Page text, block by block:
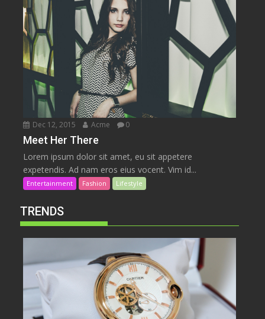
Dec 12, 2015 Acme 0
Meet Her There
Lorem ipsum dolor sit amet, eu sit appetere
expetendis. Ad nam eros eius vocent. Vim id...
Entertainment Fashion Lifestyle
TRENDS